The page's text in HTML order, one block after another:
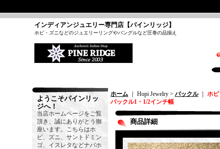
インディアンジュエリー専門店【パインリッジ】
ホピ・ズニなどのジュエリーリングやバングルなど圧巻の品揃え
ようこそパインリッ
ジへ！
当店ホームページをご覧
頂き、誠にありがとう御
座います。こちらはホ
ピ、ズニ、サントドミン
ゴ、イスレタなどナバホ
ホーム ｜ Hopi Jewelry > バックル｜ ホ
バックル1・1/2インチ幅
商品詳細